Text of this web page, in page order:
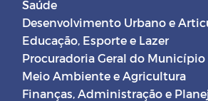
Saúde
Desenvolvimento Urbano e
Educação, Esporte e Lazer
Procuradoria Geral do Município
Meio Ambiente e Agricultura
Finanças, Administração e